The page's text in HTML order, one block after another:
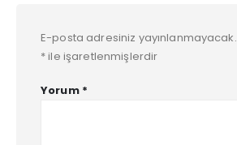
E-posta adresiniz yayınlanmayacak.
*ile işaretlenmişlerdir
Yorum *